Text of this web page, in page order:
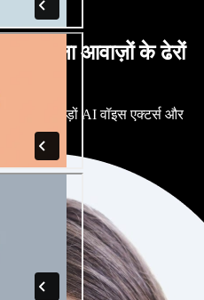
महिला आवाज़ों के ढेरों
नहीं। सैकड़ों AI वॉइस एक्टर्स और